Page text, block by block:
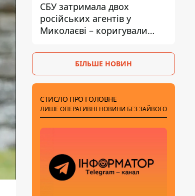
СБУ затримала двох
російських агентів у
Миколаєві – коригували
БІЛЬШЕ НОВИН
СТИСЛО ПРО ГОЛОВНЕ
ЛИШЕ ОПЕРАТИВНІ НОВИНИ БЕЗ ЗАЙВОГО